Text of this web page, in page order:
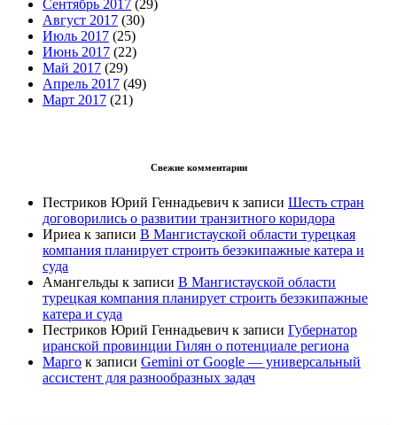
Сентябрь 2017 (29)
Август 2017 (30)
Июль 2017 (25)
Июнь 2017 (22)
Май 2017 (29)
Апрель 2017 (49)
Март 2017 (21)
Свежие комментарии
Пестриков Юрий Геннадьевич к записи Шесть стран
договорились о развитии транзитного коридора
Ириеа к записи В Мангистауской области турецкая
компания планирует строить безэкипажные катера и
суда
Амангельды к записи В Мангистауской области
турецкая компания планирует строить безэкипажные
катера и суда
Пестриков Юрий Геннадьевич к записи Губернатор
иранской провинции Гилян о потенциале региона
Марго к записи Gemini от Google — универсальный
ассистент для разнообразных задач